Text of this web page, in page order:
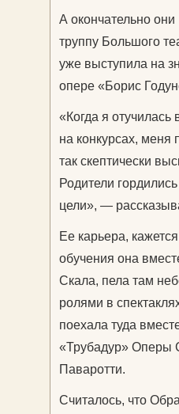
А окончательно
труппу Большого
уже выступила на
опере «Борис
«Когда я
на конкурсах, меня
так скептически
Родители
цели», —
Ее карьера,
обучения она
Скала, пела там
ролями в
поехала туда
«Трубадур» Оперы
Паваротти.
Считалось, что